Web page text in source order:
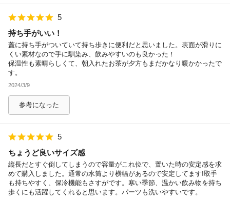
5
持ち手がいい！
蓋に持ち手がついていて持ち歩きに便利だと思いました。表面が滑りに
くい素材なので手に馴染み、飲みやすいのも良かった！
保温性も素晴らしくて、朝入れたお茶が夕方もまだかなり暖かかったで
す。
2024/3/9
参考になった
5
ちょうど良いサイズ感
縦長だとすぐ倒してしまうので容量がこれ位で、置いた時の安定感を求
めて購入しました。通常の水筒より横幅があるので安定してます!取手
も持ちやすく、保冷機能もさすがです。寒い季節、温かい飲み物を持ち
歩くにも活躍してくれると思います。パーツも洗いやすいです。
除外ワード